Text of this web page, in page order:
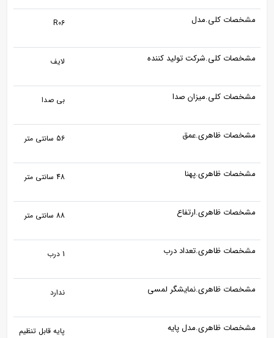
مشخصات کلی.مدل R06
مشخصات کلی.شرکت تولید کننده لایف
مشخصات کلی.میزان صدا بی صدا
مشخصات ظاهری.عمق 56 سانتی متر
مشخصات ظاهری.پهنا 48 سانتی متر
مشخصات ظاهری.ارتفاع 88 سانتی متر
مشخصات ظاهری.تعداد درب 1 درب
مشخصات ظاهری.نمایشگر لمسی ندارد
مشخصات ظاهری.مدل پایه پایه قابل تنظیم